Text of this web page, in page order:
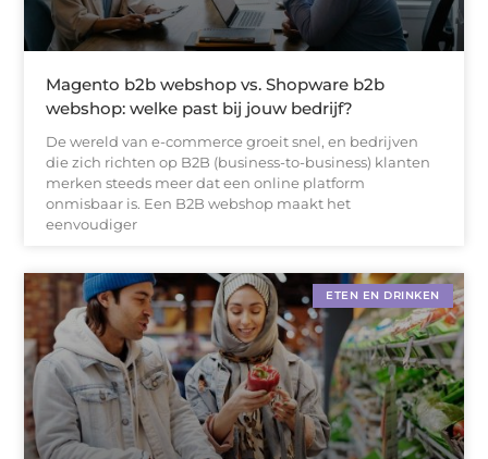
Magento b2b webshop vs. Shopware b2b
webshop: welke past bij jouw bedrijf?
De wereld van e-commerce groeit snel, en bedrijven
die zich richten op B2B (business-to-business) klanten
merken steeds meer dat een online platform
onmisbaar is. Een B2B webshop maakt het
eenvoudiger
ETEN EN DRINKEN